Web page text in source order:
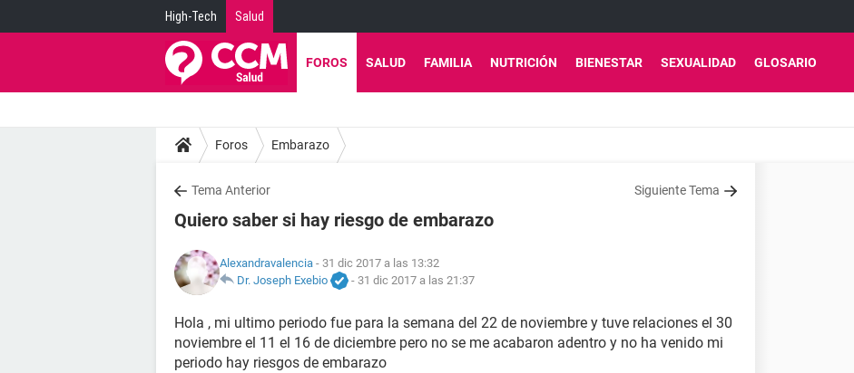
High-Tech Salud
FOROS SALUD FAMILIA NUTRICIÓN BIENESTAR SEXUALIDAD GLOSARIO
Foros Embarazo
Tema Anterior Siguiente Tema
Quiero saber si hay riesgo de embarazo
Alexandravalencia - 31 dic 2017 a las 13:32
Dr. Joseph Exebio
- 31 dic 2017 a las 21:37
Hola , mi ultimo periodo fue para la semana del 22 de noviembre y tuve relaciones el 30
noviembre el 11 el 16 de diciembre pero no se me acabaron adentro y no ha venido mi
periodo hay riesgos de embarazo